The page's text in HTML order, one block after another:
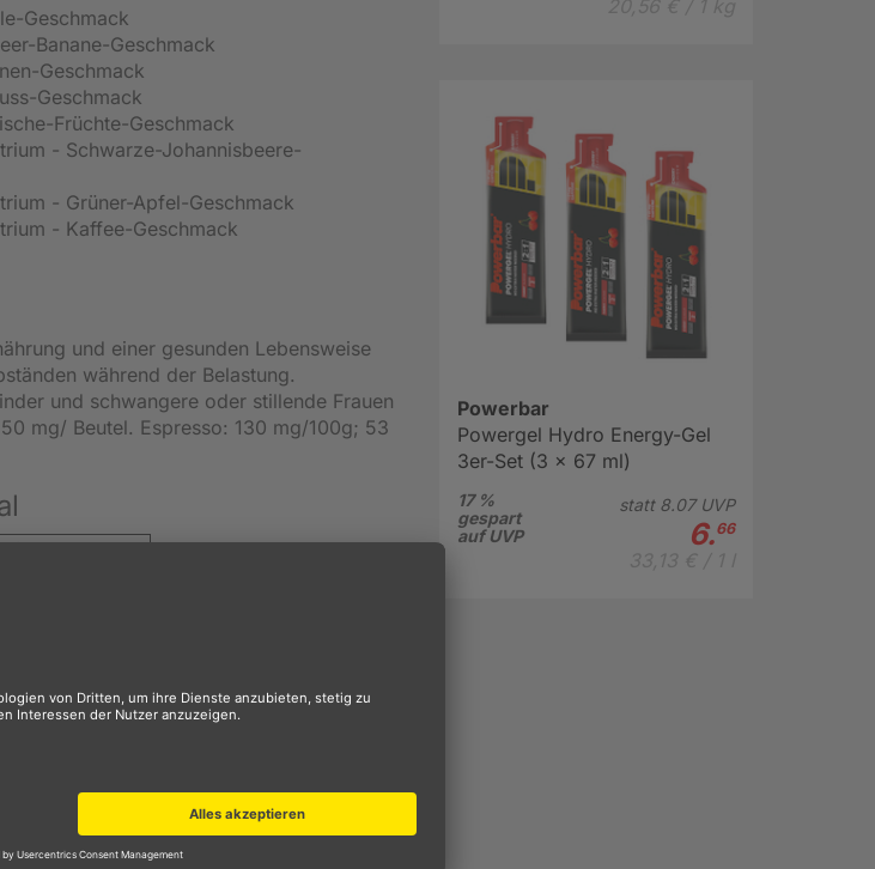
Geschmack
Banane-Geschmack
Geschmack
Geschmack
Früchte-Geschmack
- Schwarze-Johannisbeere-
- Grüner-Apfel-Geschmack
- Kaffee-Geschmack
und einer gesunden Lebensweise
während der Belastung.
und schwangere oder stillende Frauen
mg/ Beutel. Espresso: 130 mg/100g; 53
g)
Powerbar
Powergel Hydro Energy-Gel
3er-Set (3 x 67 ml)
17 %
gespart
auf UVP
statt 8.07UVP
6.66